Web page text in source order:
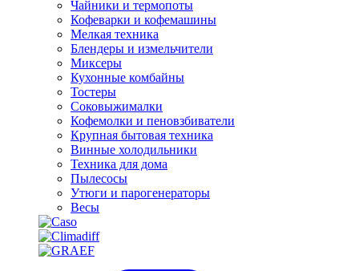
Чайники и термопоты
Кофеварки и кофемашины
Мелкая техника
Блендеры и измельчители
Миксеры
Кухонные комбайны
Тостеры
Соковыжималки
Кофемолки и пеновзбиватели
Крупная бытовая техника
Винные холодильники
Техника для дома
Пылесосы
Утюги и парогенераторы
Весы